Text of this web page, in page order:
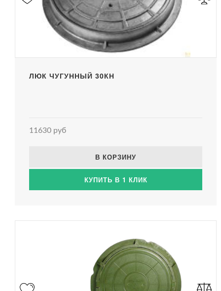
ЛЮК ЧУГУННЫЙ 30КН
11630 руб
В КОРЗИНУ
КУПИТЬ В 1 КЛИК